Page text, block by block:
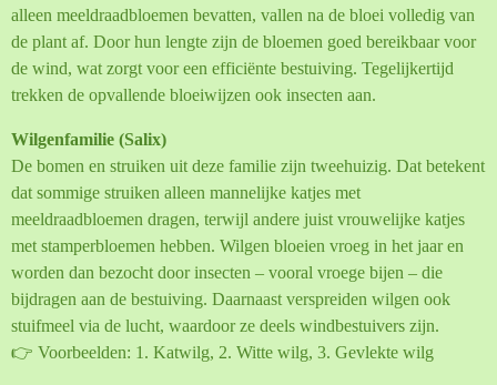
alleen meeldraadbloemen bevatten, vallen na de bloei volledig van
de plant af. Door hun lengte zijn de bloemen goed bereikbaar voor
de wind, wat zorgt voor een efficiënte bestuiving. Tegelijkertijd
trekken de opvallende bloeiwijzen ook insecten aan.
Wilgenfamilie (Salix)
De bomen en struiken uit deze familie zijn tweehuizig. Dat betekent
dat sommige struiken alleen mannelijke katjes met
meeldraadbloemen dragen, terwijl andere juist vrouwelijke katjes
met stamperbloemen hebben. Wilgen bloeien vroeg in het jaar en
worden dan bezocht door insecten – vooral vroege bijen – die
bijdragen aan de bestuiving. Daarnaast verspreiden wilgen ook
stuifmeel via de lucht, waardoor ze deels windbestuivers zijn.
👉 Voorbeelden: 1. Katwilg, 2. Witte wilg, 3. Gevlekte wilg